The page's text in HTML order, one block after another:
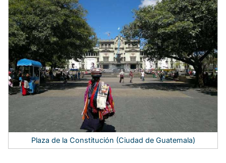
Plaza de la Constitución (Ciudad de Guatemala)